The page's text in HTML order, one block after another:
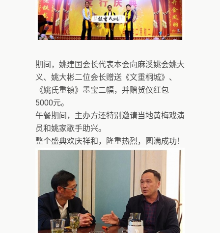
期间，姚建国会长代表本会向麻溪姚会姚大
义、姚大彬二位会长赠送《文重桐城》、
《姚氏重镇》墨宝二幅，并赠贺仪红包
5000元。
午餐期间，主办方还特别邀请当地黄梅戏演
员和姚家歌手助兴。
整个盛典欢庆祥和，隆重热烈，圆满成功！